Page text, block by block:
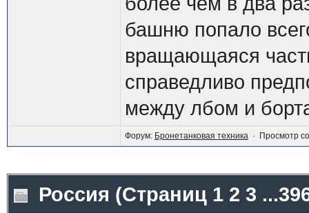
башню попало
вращающаяся
справедливо
между лбом и
Форум: Бронетанковая техника· Просмотр
Россия (Страниц 1 2 3